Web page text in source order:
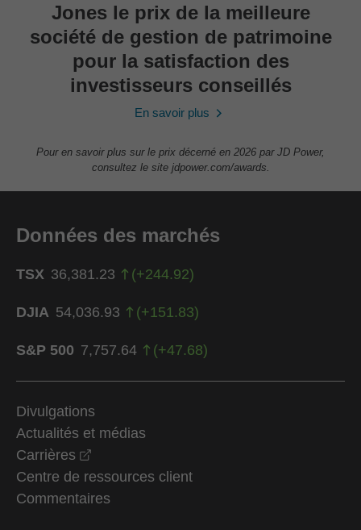
Jones le prix de la meilleure
société de gestion de patrimoine
pour la satisfaction des
investisseurs conseillés
En savoir plus
Pour en savoir plus sur le prix décerné en 2026 par JD Power,
consultez le site jdpower.com/awards.
Données des marchés
TSX 36,381.23 (+244.92)
DJIA 54,036.93 (+151.83)
S&P 500 7,757.64 (+47.68)
Divulgations
Actualités et médias
Carrières
Centre de ressources client
Commentaires